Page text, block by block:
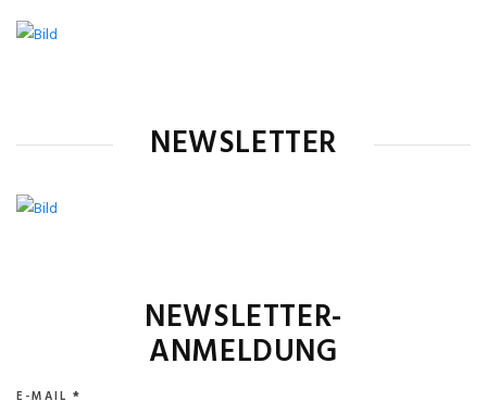
NEWSLETTER
NEWSLETTER-
ANMELDUNG
E-MAIL *